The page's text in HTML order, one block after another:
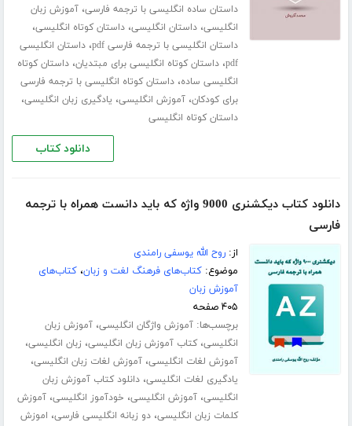
داستان ساده انگلیسی با ترجمه فارسی،آموزش زبان
انگلیسی،داستان انگلیسی،داستان کوتاه انگلیسی،
داستان انگلیسی با ترجمه فارسی pdf ،داستان انگلیسی
pdf،داستان کوتاه انگلیسی برای مبتدیان،داستان کوتاه
انگلیسی ساده،داستان کوتاه انگلیسی با ترجمه فارسی
برای کودکان،آموزش انگلیسی، یادگیری زبان انگلیسی،
داستان کوتاه انگلیسی
دانلود کتاب
دانلود کتاب دیکشنری 9000 واژه که باید دانست همراه با ترجمه
فارسی
از:روح الله یوسفی رامندی
موضوع:کتاب‌های فرهنگ لغت و زبان،کتاب‌های
آموزش زبان
۴۰۵ صفحه
برچسب‌ها:آموزش واژگان انگلیسی،آموزش زبان
انگلیسی،کتاب آموزش زبان انگلیسی، زبان انگلیسی،
آموزش لغات انگلیسی،آموزش لغات زبان انگلیسی،
یادگیری لغات انگلیسی،دانلود کتاب آموزش زبان
انگلیسی،آموزش انگلیسی، خودآموز انگلیسی،آموزش
کلمات زبان انگلیسی،دو زبانه انگلیسی فارسی، اموزش